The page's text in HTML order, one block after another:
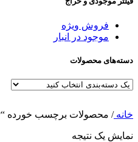
فروش ویژه
موجود در انبار
دسته‌های محصولات
خانه/ محصولات برچسب خورده “SMD351L AGP”
نمایش یک نتیجه